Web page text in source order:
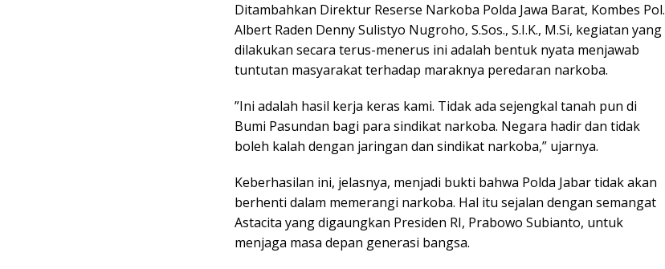
Ditambahkan Direktur Reserse Narkoba Polda Jawa Barat, Kombes Pol.
Albert Raden Denny Sulistyo Nugroho, S.Sos., S.I.K., M.Si, kegiatan yang
dilakukan secara terus-menerus ini adalah bentuk nyata menjawab
tuntutan masyarakat terhadap maraknya peredaran narkoba.
”Ini adalah hasil kerja keras kami. Tidak ada sejengkal tanah pun di
Bumi Pasundan bagi para sindikat narkoba. Negara hadir dan tidak
boleh kalah dengan jaringan dan sindikat narkoba,” ujarnya.
Keberhasilan ini, jelasnya, menjadi bukti bahwa Polda Jabar tidak akan
berhenti dalam memerangi narkoba. Hal itu sejalan dengan semangat
Astacita yang digaungkan Presiden RI, Prabowo Subianto, untuk
menjaga masa depan generasi bangsa.